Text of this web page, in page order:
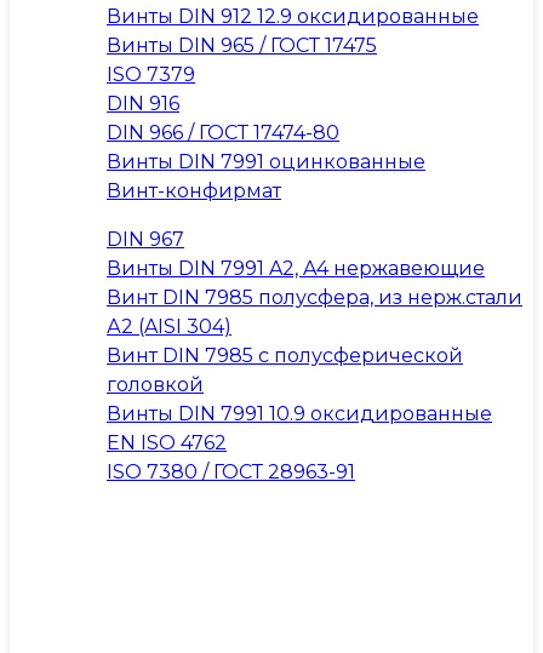
Винты DIN 912 12.9 оксидированные
Винты DIN 965 / ГОСТ 17475
ISO 7379
DIN 916
DIN 966 / ГОСТ 17474-80
Винты DIN 7991 оцинкованные
Винт-конфирмат
DIN 967
Винты DIN 7991 A2, A4 нержавеющие
Винт DIN 7985 полусфера, из нерж.стали
А2 (AISI 304)
Винт DIN 7985 с полусферической
головкой
Винты DIN 7991 10.9 оксидированные
EN ISO 4762
ISO 7380 / ГОСТ 28963-91